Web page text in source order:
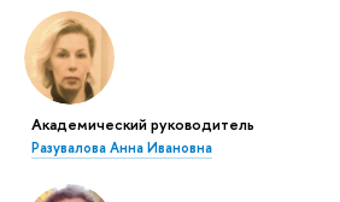
Академический руководитель
Разувалова Анна Ивановна